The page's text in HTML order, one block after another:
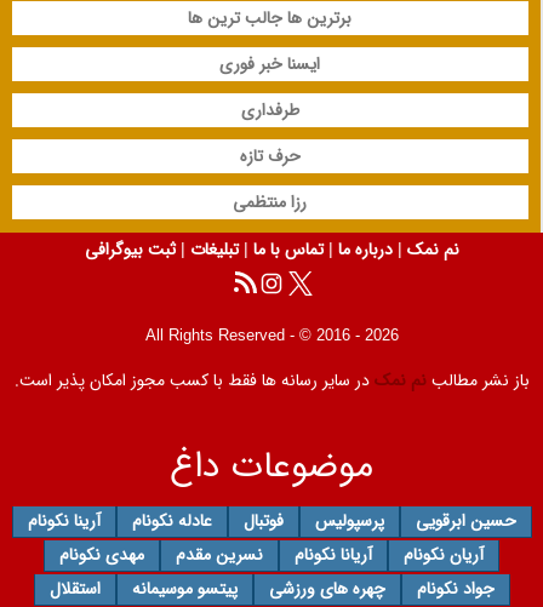
برترین ها جالب ترین ها
ایسنا خبر فوری
طرفداری
حرف تازه
رزا منتظمی
نم نمک | درباره ما | تماس با ما | تبلیغات | ثبت بیوگرافی
All Rights Reserved - © 2016 - 2026
باز نشر مطالبنم نمکدر سایر رسانه ها فقط با کسب مجوز امکان پذیر است.
موضوعات داغ
حسین ابرقویی پرسپولیس فوتبال عادله نکونام
آرینا نکونام
آریان نکونام
آریانا نکونام نسرین مقدم
مهدی نکونام
جواد نکونام
چهره های ورزشی پیتسو موسیمانه استقلال